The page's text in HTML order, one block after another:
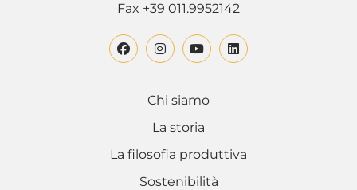
Fax +39 011.9952142
Chi siamo
La storia
La filosofia produttiva
Sostenibilità